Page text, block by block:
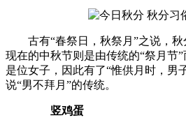
古有“春祭日，秋祭月”之说，秋
现在的中秋节则是由传统的“祭月节
是位女子，因此有了“惟供月时，男
说“男不拜月”的传统。
竖鸡蛋